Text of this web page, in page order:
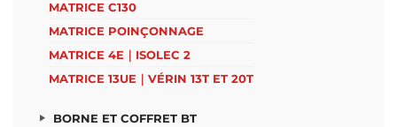
MATRICE C130
MATRICE POINÇONNAGE
MATRICE 4E｜ISOLEC 2
MATRICE 13UE｜VÉRIN 13T ET 20T
BORNE ET COFFRET BT